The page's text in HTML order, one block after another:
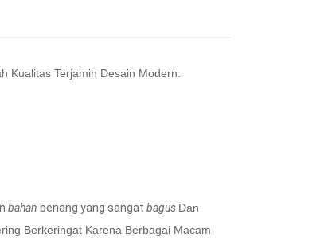
Kualitas Terjamin Desain Modern.
bahan benang yang sangat bagus Dan
Berkeringat Karena Berbagai Macam